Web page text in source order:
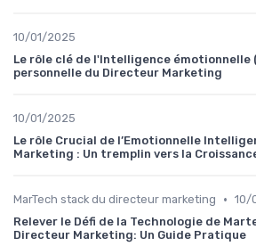
10/01/2025
Le rôle clé de l'Intelligence émotionnelle
personnelle du Directeur Marketing
10/01/2025
Le rôle Crucial de l’Emotionnelle
Marketing : Un tremplin vers la
MarTech stack du directeur marketing • 10/
Relever le Défi de la Technologie de
Directeur Marketing: Un Guide Pratique